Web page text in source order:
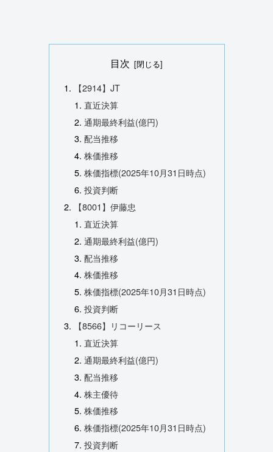
目次
【2914】JT
直近決算
通期最終利益(億円)
配当推移
株価推移
株価指標(2025年10月31日時点)
投資判断
【8001】伊藤忠
直近決算
通期最終利益(億円)
配当推移
株価推移
株価指標(2025年10月31日時点)
投資判断
【8566】リコーリース
直近決算
通期最終利益(億円)
配当推移
株主優待
株価推移
株価指標(2025年10月31日時点)
投資判断